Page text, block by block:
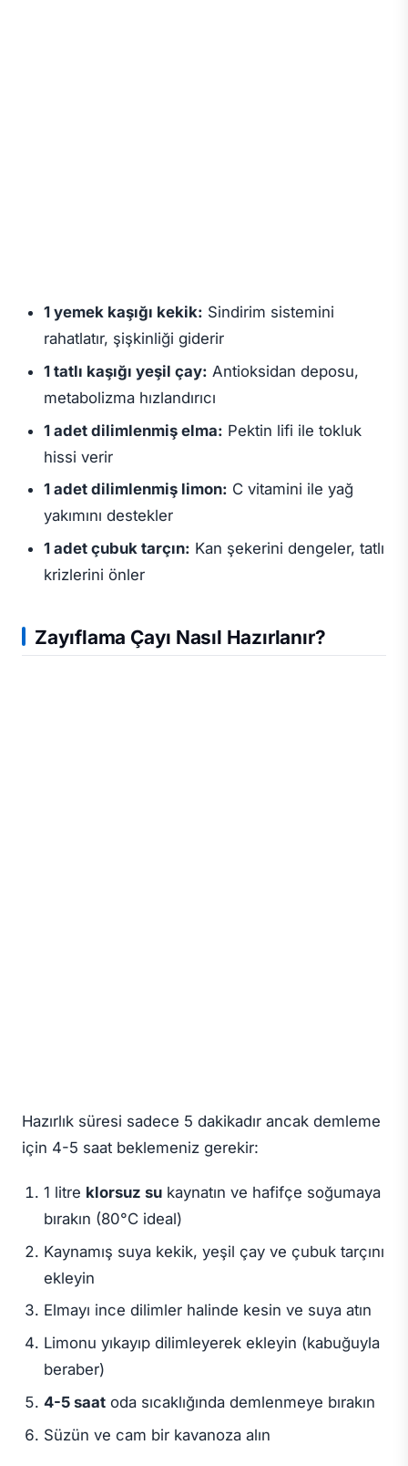
1 yemek kaşığı kekik: Sindirim sistemini
rahatlatır, şişkinliği giderir
1 tatlı kaşığı yeşil çay: Antioksidan deposu,
metabolizma hızlandırıcı
1 adet dilimlenmiş elma: Pektin lifi ile tokluk
hissi verir
1 adet dilimlenmiş limon: C vitamini ile yağ
yakımını destekler
1 adet çubuk tarçın: Kan şekerini dengeler, tatlı
krizlerini önler
Zayıflama Çayı Nasıl Hazırlanır?
Hazırlık süresi sadece 5 dakikadır ancak demleme
için 4-5 saat beklemeniz gerekir:
1 litre klorsuz sukaynatın ve hafifçe soğumaya
bırakın (80°C ideal)
Kaynamış suya kekik, yeşil çay ve çubuk tarçını
ekleyin
Elmayı ince dilimler halinde kesin ve suya atın
Limonu yıkayıp dilimleyerek ekleyin (kabuğuyla
beraber)
4-5 saatoda sıcaklığında demlenmeye bırakın
Süzün ve cam bir kavanoza alın